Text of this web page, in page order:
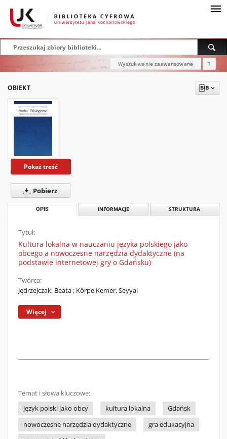
Wyszukiwanie zaawansowane ?
OBIEKT
Pokaż treść
Pobierz
OPIS INFORMACJE STRUKTURA
Tytuł:
Kultura lokalna w nauczaniu języka polskiego jako
obcego a nowoczesne narzędzia dydaktyczne (na
podstawie internetowej gry o Gdańsku)
Twórca:
Jędrzejczak, Beata; Körpe Kemer, Seyyal
Więcej
Temat i słowa kluczowe:
język polski jako obcy
kultura lokalna
Gdańsk
nowoczesne narzędzia dydaktyczne
gra edukacyjna